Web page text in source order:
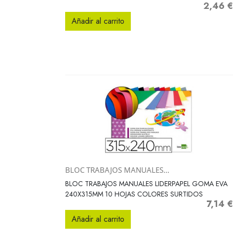
Precio
2,46 €
Añadir al carrito
 Vista rápida
BLOC TRABAJOS MANUALES...
BLOC TRABAJOS MANUALES LIDERPAPEL GOMA EVA
240X315MM 10 HOJAS COLORES SURTIDOS
Precio
7,14 €
Añadir al carrito